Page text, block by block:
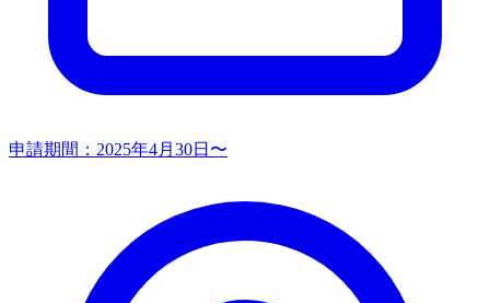
申請期間： 2025年4月30日〜